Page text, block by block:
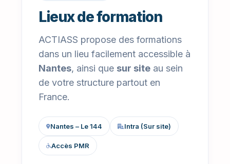
Lieux de formation
ACTIASS propose des formations
dans un lieu facilement accessible à
Nantes, ainsi que sur site au sein
de votre structure partout en
France.
Nantes – Le 144 Intra (Sur site)
Accès PMR